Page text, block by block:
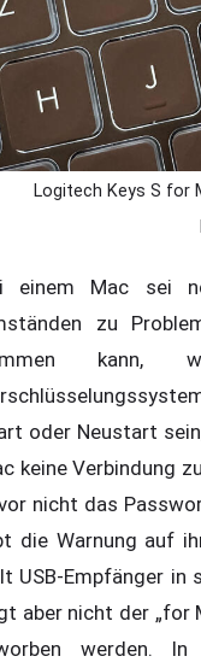
Logitech Keys S for
einem Mac sei
zu
kann,
oder Neustart
keine Verbindung
nicht das
die Warnung auf
USB-Empfänger in
aber nicht der „for
werden.